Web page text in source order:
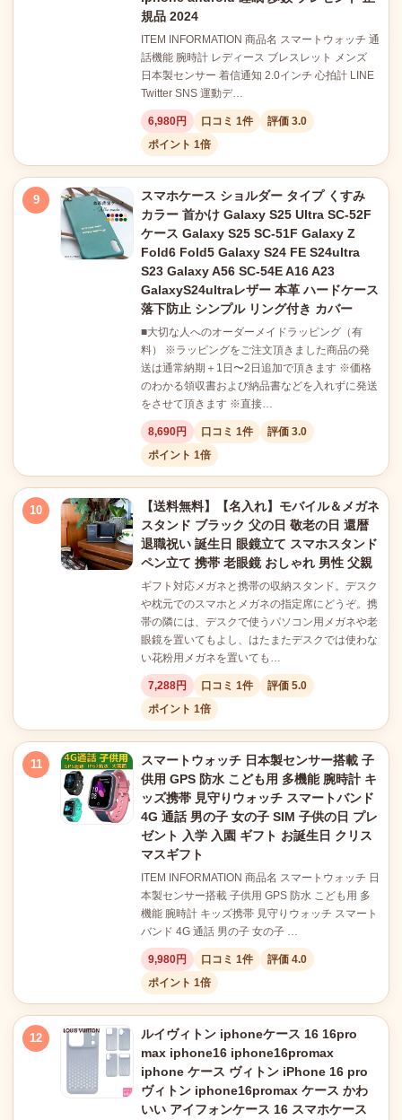
規品 2024
ITEM INFORMATION 商品名 スマートウォッチ 通
話機能 腕時計 レディース ブレスレット メンズ
日本製センサー 着信通知 2.0インチ 心拍計 LINE
Twitter SNS 運動デ…
6,980円 口コミ 1件
評価 3.0
ポイント 1倍
9
スマホケース ショルダー タイプ くすみ
カラー 首かけ Galaxy S25 Ultra SC-52F
ケース Galaxy S25 SC-51F Galaxy Z
Fold6 Fold5 Galaxy S24 FE S24ultra
S23 Galaxy A56 SC-54E A16 A23
GalaxyS24ultraレザー 本革 ハードケース
落下防止 シンプル リング付き カバー
■大切な人へのオーダーメイドラッピング（有
料） ※ラッピングをご注文頂きました商品の発
送は通常納期＋1日〜2日追加で頂きます ※価格
のわかる領収書および納品書などを入れずに発送
をさせて頂きます ※直接…
8,690円 口コミ 1件
評価 3.0
ポイント 1倍
10
【送料無料】【名入れ】モバイル＆メガネ
スタンド ブラック 父の日 敬老の日 還暦
退職祝い 誕生日 眼鏡立て スマホスタンド
ペン立て 携帯 老眼鏡 おしゃれ 男性 父親
ギフト対応メガネと携帯の収納スタンド。デスク
や枕元でのスマホとメガネの指定席にどうぞ。携
帯の隣には、デスクで使うパソコン用メガネや老
眼鏡を置いてもよし、はたまたデスクでは使わな
い花粉用メガネを置いても…
7,288円 口コミ 1件
評価 5.0
ポイント 1倍
11
スマートウォッチ 日本製センサー搭載 子
供用 GPS 防水 こども用 多機能 腕時計 キ
ッズ携帯 見守りウォッチ スマートバンド
4G 通話 男の子 女の子 SIM 子供の日 プレ
ゼント 入学 入園 ギフト お誕生日 クリス
マスギフト
ITEM INFORMATION 商品名 スマートウォッチ 日
本製センサー搭載 子供用 GPS 防水 こども用 多
機能 腕時計 キッズ携帯 見守りウォッチ スマート
バンド 4G 通話 男の子 女の子 …
9,980円 口コミ 1件
評価 4.0
ポイント 1倍
12
ルイヴィトン iphoneケース 16 16pro
max iphone16 iphone16promax
iphone ケース ヴィトン iPhone 16 pro
ヴィトン iphone16promax ケース かわ
いい アイフォンケース 16 スマホケース